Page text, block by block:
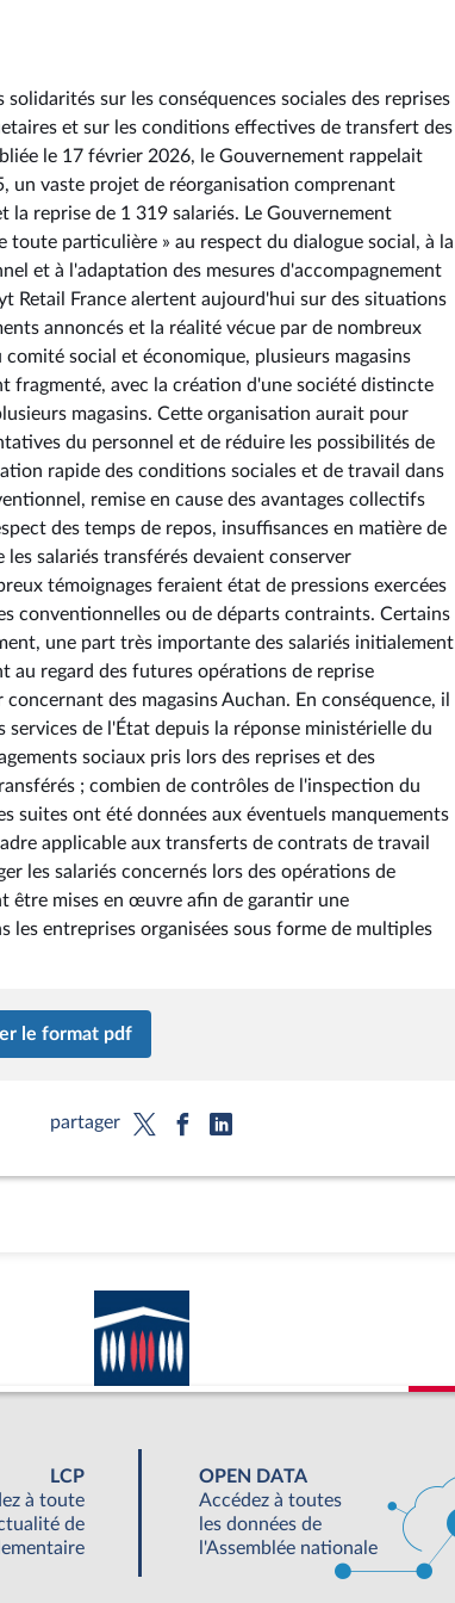
sur les conséquences sociales des reprises
et sur les conditions effectives de transfert des
le 17 février 2026, le Gouvernement rappelait
un vaste projet de réorganisation comprenant
reprise de 1 319 salariés. Le Gouvernement
particulière » au respect du dialogue social, à la
et à l'adaptation des mesures d'accompagnement
Retail France alertent aujourd'hui sur des situations
annoncés et la réalité vécue par de nombreux
social et économique, plusieurs magasins
avec la création d'une société distincte
magasins. Cette organisation aurait pour
du personnel et de réduire les possibilités de
rapide des conditions sociales et de travail dans
remise en cause des avantages collectifs
des temps de repos, insuffisances en matière de
salariés transférés devaient conserver
témoignages feraient état de pressions exercées
conventionnelles ou de départs contraints. Certains
une part très importante des salariés initialement
au regard des futures opérations de reprise
des magasins Auchan. En conséquence, il
de l'État depuis la réponse ministérielle du
sociaux pris lors des reprises et des
; combien de contrôles de l'inspection du
suites ont été données aux éventuels manquements
applicable aux transferts de contrats de travail
les salariés concernés lors des opérations de
être mises en œuvre afin de garantir une
les entreprises organisées sous forme de multiples
le format pdf
partager
LCP
à toute
de
OPEN DATA
Accédez à toutes
les données de
l'Assemblée nationale